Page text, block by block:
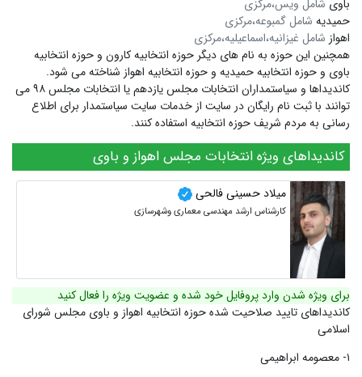
باوی شامل ویس،مرکزی
حمیدیه شامل گمبوعه،مرکزی
اهواز شامل غیزانیه،اسماعیلیه،مرکزی
همچنین این حوزه به نام های دیگر حوزه انتخابیه کارون و حوزه انتخابیه
باوی و حوزه انتخابیه حمیدیه و حوزه انتخابیه اهواز شناخته می شود.
کاندیداها و سیاستمداران انتخابات مجلس یازدهم یا انتخابات مجلس ۹۸ می
توانند با ثبت نام رایگان در سایت از خدمات سایت سیاستمدار برای اطلاع
رسانی به مردم شریف حوزه انتخابیه استفاده کنند.
کاندیداهای ویژه انتخابات مجلس اهواز و باوی
میلاد حسینی فالحی
کارشناس ارشد مهندسی معماری وشهرسازی
برای ویژه شدن وارد پروفایل خود شده و عضویت ویژه را فعال کنید
کاندیداهای تایید صلاحیت شده حوزه انتخابیه اهواز و باوی مجلس شورای
اسلامی
۱- معصومه ابراهیمی